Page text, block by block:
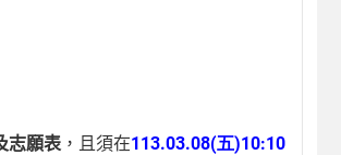
志願表，且須在113.03.08(五)10:10